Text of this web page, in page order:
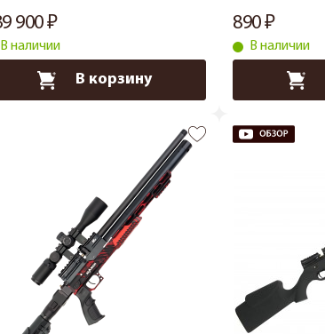
900
В наличии
В корзину
890
В наличии